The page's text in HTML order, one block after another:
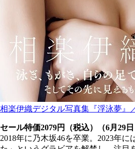
相楽伊織デジタル写真集『浮泳夢』
セール特価2079円（税込）（6月29日
2018年に乃木坂46を卒業。2023年